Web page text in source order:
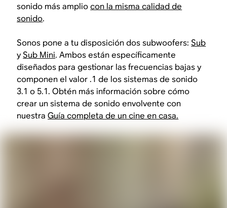
sonido más ampliocon la misma calidad de
sonido.
Sonos pone a tu disposición dos subwoofers:Sub
ySub Mini. Ambos están específicamente
diseñados para gestionar las frecuencias bajas y
componen el valor .1 de los sistemas de sonido
3.1 o 5.1. Obtén más información sobre cómo
crear un sistema de sonido envolvente con
nuestraGuía completa de un cine en casa.